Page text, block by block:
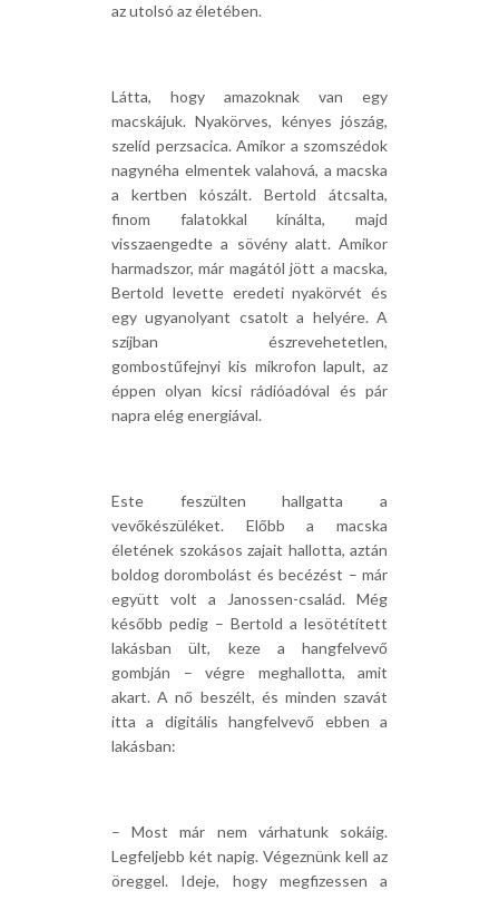
az utolsó az életében.
Látta, hogy amazoknak van egy
macskájuk. Nyakörves, kényes jószág,
szelíd perzsacica. Amikor a szomszédok
nagynéha elmentek valahová, a macska
a kertben kószált. Bertold átcsalta,
finom falatokkal kínálta, majd
visszaengedte a sövény alatt. Amikor
harmadszor, már magától jött a macska,
Bertold levette eredeti nyakörvét és
egy ugyanolyant csatolt a helyére. A
szíjban észrevehetetlen,
gombostűfejnyi kis mikrofon lapult, az
éppen olyan kicsi rádióadóval és pár
napra elég energiával.
Este feszülten hallgatta a
vevőkészüléket. Előbb a macska
életének szokásos zajait hallotta, aztán
boldog dorombolást és becézést – már
együtt volt a Janossen-család. Még
később pedig – Bertold a lesötétített
lakásban ült, keze a hangfelvevő
gombján – végre meghallotta, amit
akart. A nő beszélt, és minden szavát
itta a digitális hangfelvevő ebben a
lakásban:
– Most már nem várhatunk sokáig.
Legfeljebb két napig. Végeznünk kell az
öreggel. Ideje, hogy megfizessen a